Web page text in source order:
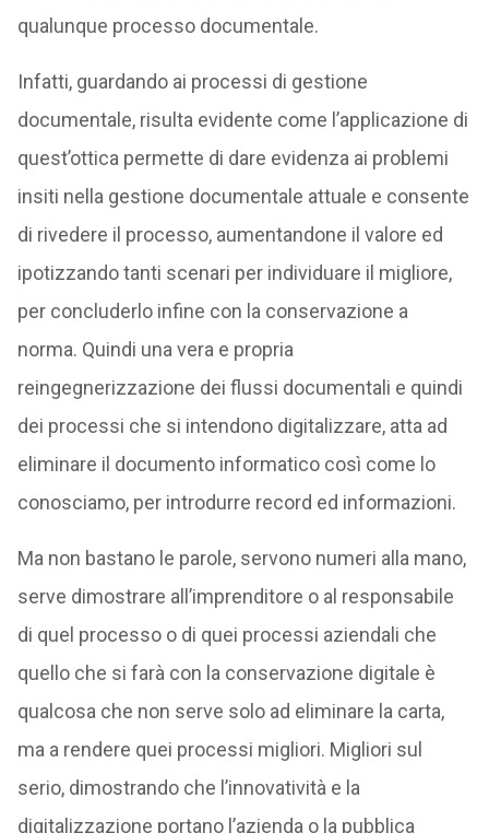
qualunque processo documentale.
Infatti, guardando ai processi di gestione
documentale, risulta evidente come l’applicazione di
quest’ottica permette di dare evidenza ai problemi
insiti nella gestione documentale attuale e consente
di rivedere il processo, aumentandone il valore ed
ipotizzando tanti scenari per individuare il migliore,
per concluderlo infine con la conservazione a
norma. Quindi una vera e propria
reingegnerizzazione dei flussi documentali e quindi
dei processi che si intendono digitalizzare, atta ad
eliminare il documento informatico così come lo
conosciamo, per introdurre record ed informazioni.
Ma non bastano le parole, servono numeri alla mano,
serve dimostrare all’imprenditore o al responsabile
di quel processo o di quei processi aziendali che
quello che si farà con la conservazione digitale è
qualcosa che non serve solo ad eliminare la carta,
ma a rendere quei processi migliori. Migliori sul
serio, dimostrando che l’innovatività e la
digitalizzazione portano l’azienda o la pubblica